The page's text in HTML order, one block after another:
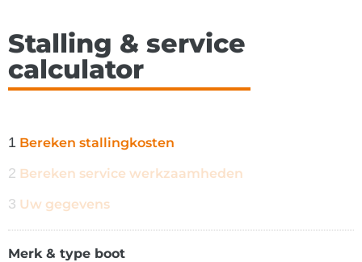
Stalling & service
calculator
1 Bereken stallingkosten
2 Bereken service werkzaamheden
3 Uw gegevens
Merk & type boot